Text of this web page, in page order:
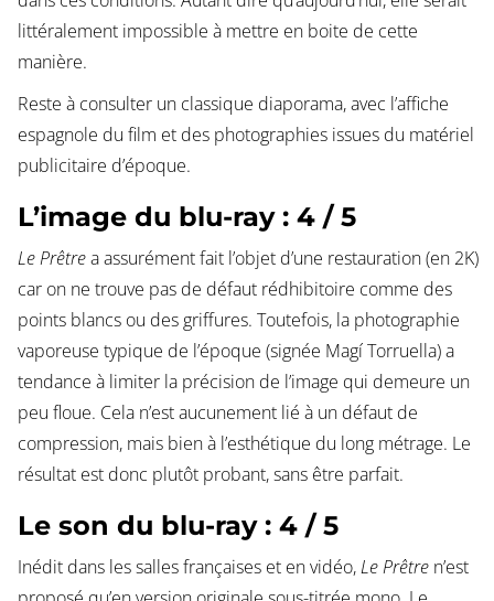
littéralement impossible à mettre en boite de cette
manière.
Reste à consulter un classique diaporama, avec l’affiche
espagnole du film et des photographies issues du matériel
publicitaire d’époque.
L’image du blu-ray : 4 / 5
Le Prêtrea assurément fait l’objet d’une restauration (en 2K)
car on ne trouve pas de défaut rédhibitoire comme des
points blancs ou des griffures. Toutefois, la photographie
vaporeuse typique de l’époque (signée Magí Torruella) a
tendance à limiter la précision de l’image qui demeure un
peu floue. Cela n’est aucunement lié à un défaut de
compression, mais bien à l’esthétique du long métrage. Le
résultat est donc plutôt probant, sans être parfait.
Le son du blu-ray : 4 / 5
Inédit dans les salles françaises et en vidéo,Le Prêtren’est